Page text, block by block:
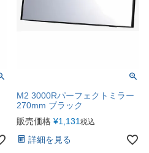
M2 3000Rパーフェクトミラー
270mm ブラック
販売価格 ¥1,131 税込
詳細を見る